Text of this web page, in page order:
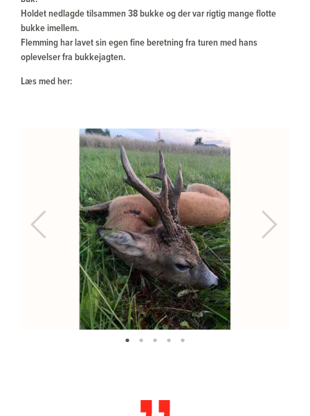
Holdet nedlagde tilsammen 38 bukke og der var rigtig mange flotte
bukke imellem.
Flemming har lavet sin egen fine beretning fra turen med hans
oplevelser fra bukkejagten.
Læs med her:
Previous Next